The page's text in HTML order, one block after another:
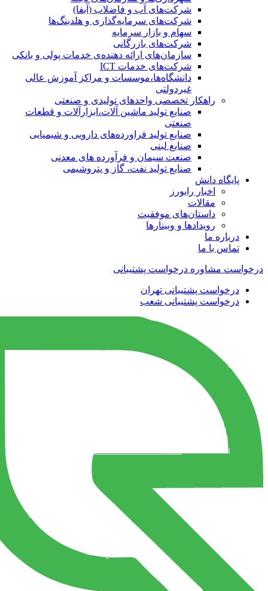
شرکت‌های آب و فاضلاب (آبفا)
شرکت‌های سرمایه‌گذاری و هلدینگ‌ها
سهام و بازار سرمایه
شرکت‌های بازرگانی
سازمان‌های ارائه دهنده‌ی خدمات پولی و بانکی
شرکت‌های خدمات ICT
دانشگاه‌ها،موسسات و مراکز آموزش عالی
غیردولتی
راهکار تخصصی واحدهای تولیدی و صنعتی
صنایع توليد ماشين آلات،ابزارآلات و قطعات
صنعتی
صنایع تولید فراورده‌های دارویی و شیمیایی
صنایع لبنی
صنعت سیمان و فرآورده های معدنی
صنایع تولید نفت، گاز و پتروشيمی
پایگاه دانش
اخبار رایورز
مقالات
داستان‌های موفقیت
رویدادها و وبینارها
درباره ما
تماس با ما
درخواست مشاوره درخواست پشتیبانی
درخواست پشتیبانی تهران
درخواست پشتیبانی شعب